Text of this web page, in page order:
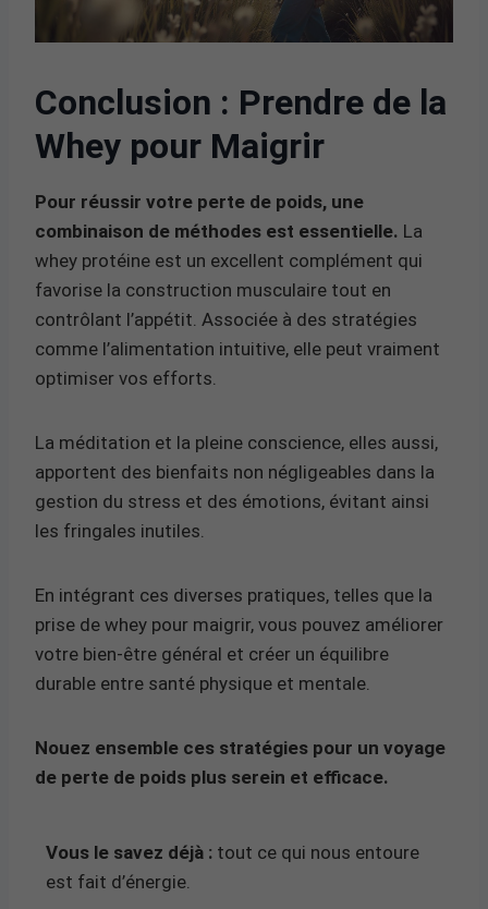
Conclusion : Prendre de la
Whey pour Maigrir
Pour réussir votre perte de poids, une
combinaison de méthodes est essentielle. La
whey protéine est un excellent complément qui
favorise la construction musculaire tout en
contrôlant l’appétit. Associée à des stratégies
comme l’alimentation intuitive, elle peut vraiment
optimiser vos efforts.
La méditation et la pleine conscience, elles aussi,
apportent des bienfaits non négligeables dans la
gestion du stress et des émotions, évitant ainsi
les fringales inutiles.
En intégrant ces diverses pratiques, telles que la
prise de whey pour maigrir, vous pouvez améliorer
votre bien-être général et créer un équilibre
durable entre santé physique et mentale.
Nouez ensemble ces stratégies pour un voyage
de perte de poids plus serein et efficace.
Vous le savez déjà : tout ce qui nous entoure
est fait d’énergie.